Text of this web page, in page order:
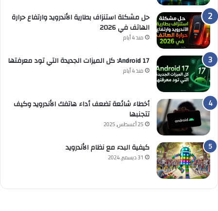
حل مشكلة استنزاف بطارية الأندرويد وارتفاع حرارة
الهاتف في 2026
منذ 4 أيام
Android 17: كل الميزات الجديدة التي تود معرفتها
منذ 4 أيام
أخطاء شائعة تضعف أداء هاتفك الأندرويد وكيف
تتجنبها
25 أغسطس, 2025
كيفية البدء مع نظام الأندرويد
31 ديسمبر, 2024